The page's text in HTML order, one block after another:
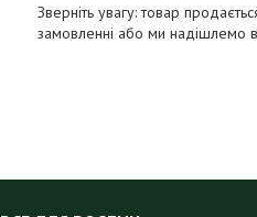
Зверніть увагу: товар
замовленні або ми надішлемо